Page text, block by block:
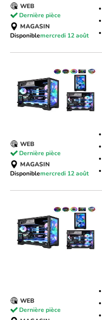
WEB
Dernière pièce
MAGASIN
Disponiblemercredi 12 août
WEB
Dernière pièce
MAGASIN
Disponiblemercredi 12 août
WEB
Dernière pièce